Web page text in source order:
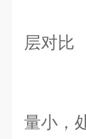
层对比
量小，